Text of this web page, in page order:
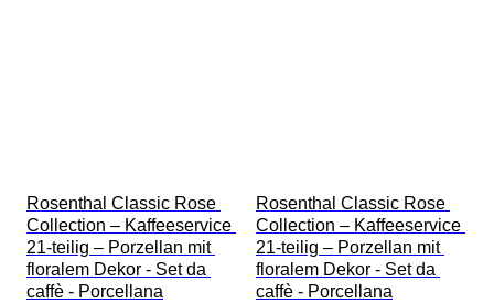
Rosenthal Classic Rose
Collection – Kaffeeservice
21-teilig – Porzellan mit
floralem Dekor - Set da
caffè - Porcellana
Rosenthal Classic Rose
Collection – Kaffeeservice
21-teilig – Porzellan mit
floralem Dekor - Set da
caffè - Porcellana